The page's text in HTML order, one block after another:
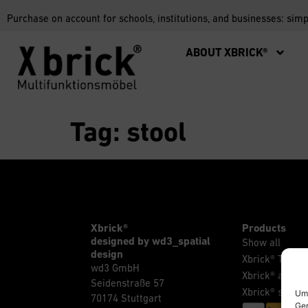
Purchase on account for schools, institutions, and businesses:
ABOUT XBRICK®
Tag: stool
Xbrick®
designed by wd3_spatial
design
wd3 GmbH
Seidenstraße 57
70174 Stuttgart
Products
Show all
Xbrick® The
Xbrick®
Xbrick® sets